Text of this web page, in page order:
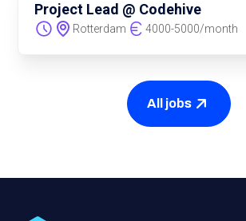
Project Lead @ Codehive
Rotterdam 4000-5000/month
All jobs